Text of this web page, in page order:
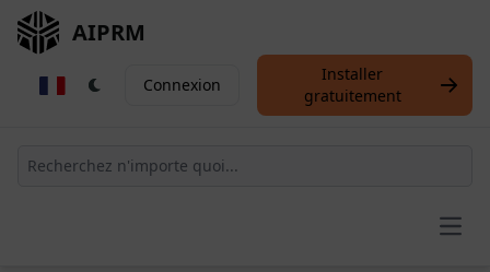
AIPRM
Connexion
Installer
gratuitement